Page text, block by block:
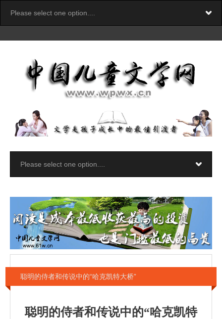
聪明的侍者和传说中的“哈克凯特大桥”
聪明的侍者和传说中的“哈克凯特